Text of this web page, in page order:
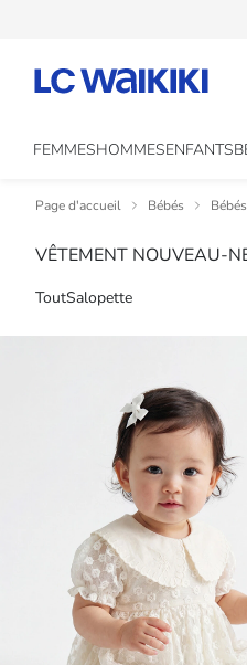
FEMMESHOMMESENFANTS
Page d'accueil Bébés
VÊTEMENT NOUVEAU-
ToutSalopette